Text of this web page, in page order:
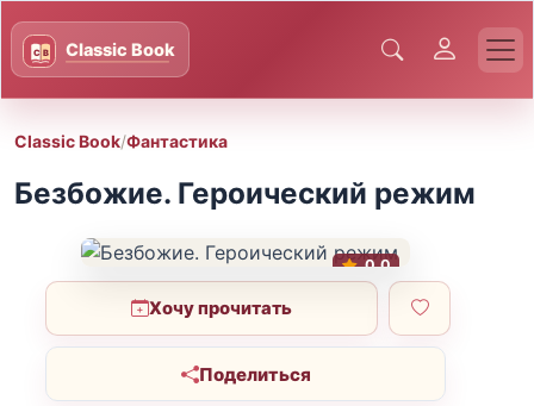
Classic Book/Фантастика
Безбожие. Героический режим
0.0
Хочу прочитать
Поделиться